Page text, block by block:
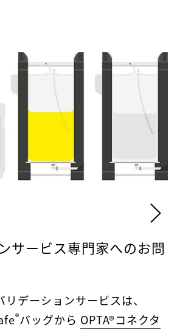
サービス専門家へのお問
デーションサービスは、
®バッグから OPTA®コネクタ